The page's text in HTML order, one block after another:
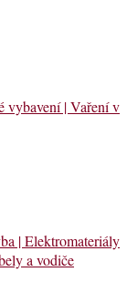
vybavení | Vaření v
| Elektromateriály
a vodiče